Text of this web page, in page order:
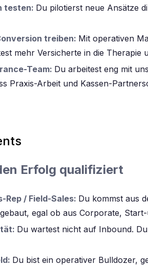
testen: Du pilotierst neue Ansätze
treiben: Mit operativen
mehr Versicherte in die
Team: Du arbeitest eng mit
Praxis-Arbeit und Kassen-
Erfolg qualifiziert
Rep / Field-Sales: Du kommst aus
egal ob aus Corporate,
Du wartest nicht auf Inbound.
Du bist ein operativer Bulldozer,